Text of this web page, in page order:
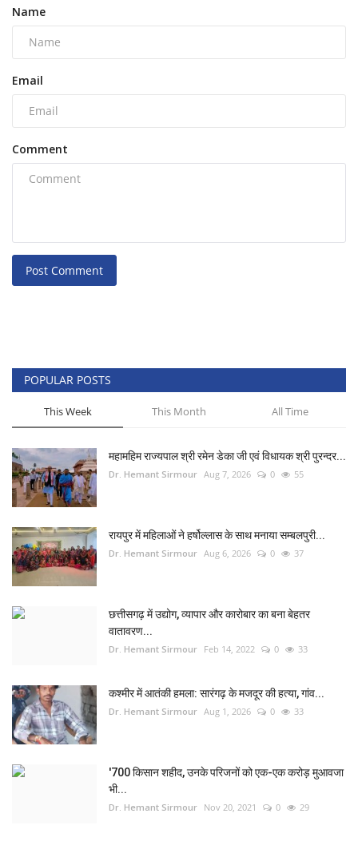
Name
Email
Comment
Post Comment
POPULAR POSTS
This Week This Month All Time
महामहिम राज्यपाल श्री रमेन डेका जी एवं विधायक श्री पुरन्दर...
Dr. Hemant Sirmour Aug 7, 2026 0 55
रायपुर में महिलाओं ने हर्षोल्लास के साथ मनाया सम्बलपुरी...
Dr. Hemant Sirmour Aug 6, 2026 0 37
छत्तीसगढ़ में उद्योग, व्यापार और कारोबार का बना बेहतर
वातावरण...
Dr. Hemant Sirmour Feb 14, 2022 0 33
कश्मीर में आतंकी हमला: सारंगढ़ के मजदूर की हत्या, गांव...
Dr. Hemant Sirmour Aug 1, 2026 0 33
'700 किसान शहीद, उनके परिजनों को एक-एक करोड़ मुआवजा
भी...
Dr. Hemant Sirmour Nov 20, 2021 0 29